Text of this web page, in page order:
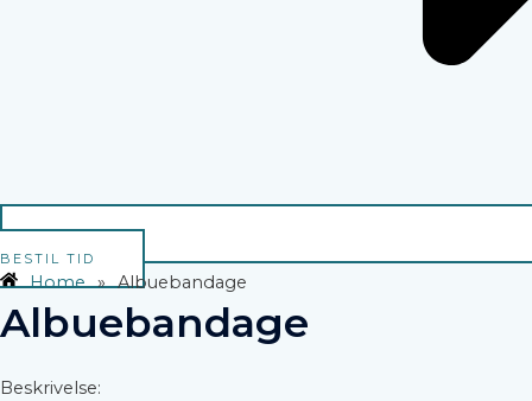
BESTIL TID
Home » Albuebandage
Albuebandage
Beskrivelse: